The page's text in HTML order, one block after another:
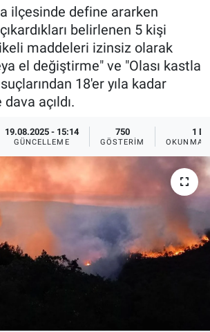
ilçesinde define ararken
belirlenen 5 kişi
maddeleri izinsiz olarak
el değiştirme" ve "Olası kastla
18'er yıla kadar
açıldı.
19.08.2025 - 15:14
GÜNCELLEME
750
GÖSTERIM
1 DK
OKUNMA
Haberleri